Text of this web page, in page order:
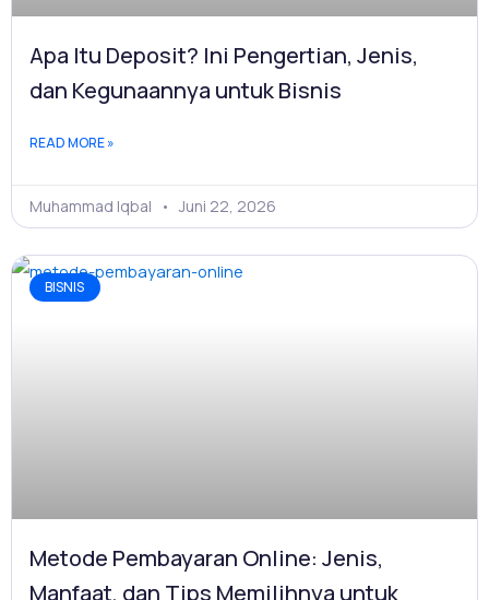
Apa Itu Deposit? Ini Pengertian, Jenis,
dan Kegunaannya untuk Bisnis
READ MORE »
Muhammad Iqbal Juni 22, 2026
BISNIS
Metode Pembayaran Online: Jenis,
Manfaat, dan Tips Memilihnya untuk